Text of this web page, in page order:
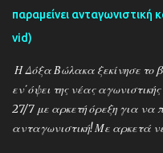
παραμείνει ανταγωνιστική
vid)
Η Δόξα Βώλακα ξεκίνησε το
εν΄όψει της νέας
27/7 με αρκετή όρεξη για να
ανταγωνιστική! Με αρκετά